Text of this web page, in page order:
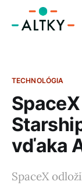
TECHNOLÓGIA
vďaka
SpaceX